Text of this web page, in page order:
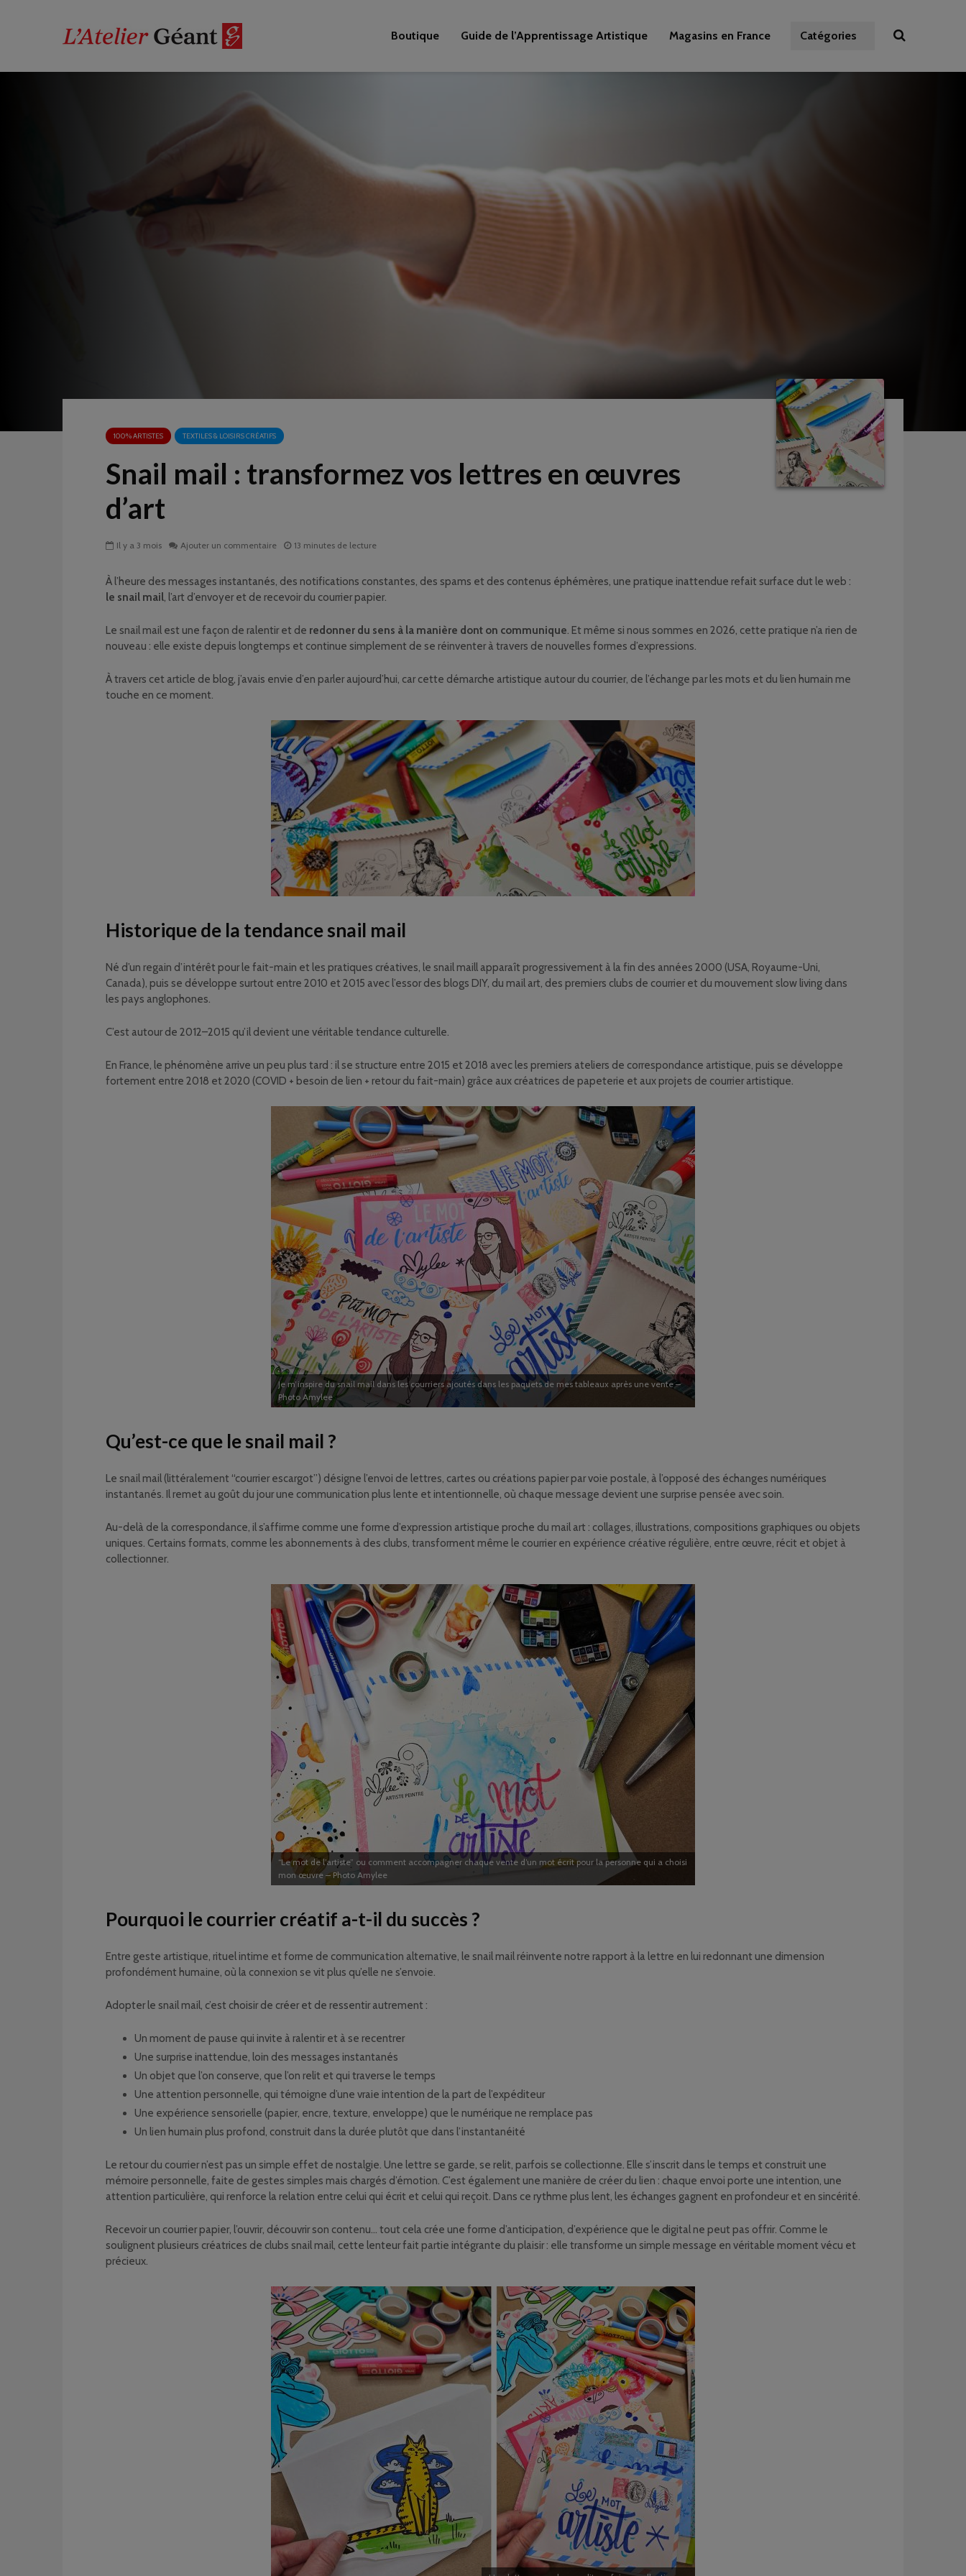
Boutique Guide de l’Apprentissage Artistique Magasins en France Catégories
100% ARTISTES TEXTILES & LOISIRS CRÉATIFS
Snail mail : transformez vos lettres en œuvres
d’art
Il y a 3 mois Ajouter un commentaire 13 minutes de lecture
À l’heure des messages instantanés, des notifications constantes, des spams et des contenus éphémères, une pratique inattendue refait surface dut le web :
le snail mail, l’art d’envoyer et de recevoir du courrier papier.
Le snail mail est une façon de ralentir et de redonner du sens à la manière dont on communique. Et même si nous sommes en 2026, cette pratique n’a rien de
nouveau : elle existe depuis longtemps et continue simplement de se réinventer à travers de nouvelles formes d’expressions.
À travers cet article de blog, j’avais envie d’en parler aujourd’hui, car cette démarche artistique autour du courrier, de l’échange par les mots et du lien humain me
touche en ce moment.
Historique de la tendance snail mail
Né d’un regain d’intérêt pour le fait-main et les pratiques créatives, le snail maill apparaît progressivement à la fin des années 2000 (USA, Royaume-Uni,
Canada), puis se développe surtout entre 2010 et 2015 avec l’essor des blogs DIY, du mail art, des premiers clubs de courrier et du mouvement slow living dans
les pays anglophones.
C’est autour de 2012–2015 qu’il devient une véritable tendance culturelle.
En France, le phénomène arrive un peu plus tard : il se structure entre 2015 et 2018 avec les premiers ateliers de correspondance artistique, puis se développe
fortement entre 2018 et 2020 (COVID + besoin de lien + retour du fait-main) grâce aux créatrices de papeterie et aux projets de courrier artistique.
Je m’inspire du snail mail dans les courriers ajoutés dans les paquets de mes tableaux après une vente –
Photo Amylee
Qu’est-ce que le snail mail ?
Le snail mail (littéralement “courrier escargot”) désigne l’envoi de lettres, cartes ou créations papier par voie postale, à l’opposé des échanges numériques
instantanés. Il remet au goût du jour une communication plus lente et intentionnelle, où chaque message devient une surprise pensée avec soin.
Au-delà de la correspondance, il s’affirme comme une forme d’expression artistique proche du mail art : collages, illustrations, compositions graphiques ou objets
uniques. Certains formats, comme les abonnements à des clubs, transforment même le courrier en expérience créative régulière, entre œuvre, récit et objet à
collectionner.
“Le mot de l’artiste” ou comment accompagner chaque vente d’un mot écrit pour la personne qui a choisi
mon œuvre – Photo Amylee
Pourquoi le courrier créatif a-t-il du succès ?
Entre geste artistique, rituel intime et forme de communication alternative, le snail mail réinvente notre rapport à la lettre en lui redonnant une dimension
profondément humaine, où la connexion se vit plus qu’elle ne s’envoie.
Adopter le snail mail, c’est choisir de créer et de ressentir autrement :
Un moment de pause qui invite à ralentir et à se recentrer
Une surprise inattendue, loin des messages instantanés
Un objet que l’on conserve, que l’on relit et qui traverse le temps
Une attention personnelle, qui témoigne d’une vraie intention de la part de l’expéditeur
Une expérience sensorielle (papier, encre, texture, enveloppe) que le numérique ne remplace pas
Un lien humain plus profond, construit dans la durée plutôt que dans l’instantanéité
Le retour du courrier n’est pas un simple effet de nostalgie. Une lettre se garde, se relit, parfois se collectionne. Elle s’inscrit dans le temps et construit une
mémoire personnelle, faite de gestes simples mais chargés d’émotion. C’est également une manière de créer du lien : chaque envoi porte une intention, une
attention particulière, qui renforce la relation entre celui qui écrit et celui qui reçoit. Dans ce rythme plus lent, les échanges gagnent en profondeur et en sincérité.
Recevoir un courrier papier, l’ouvrir, découvrir son contenu… tout cela crée une forme d’anticipation, d’expérience que le digital ne peut pas offrir. Comme le
soulignent plusieurs créatrices de clubs snail mail, cette lenteur fait partie intégrante du plaisir : elle transforme un simple message en véritable moment vécu et
précieux.